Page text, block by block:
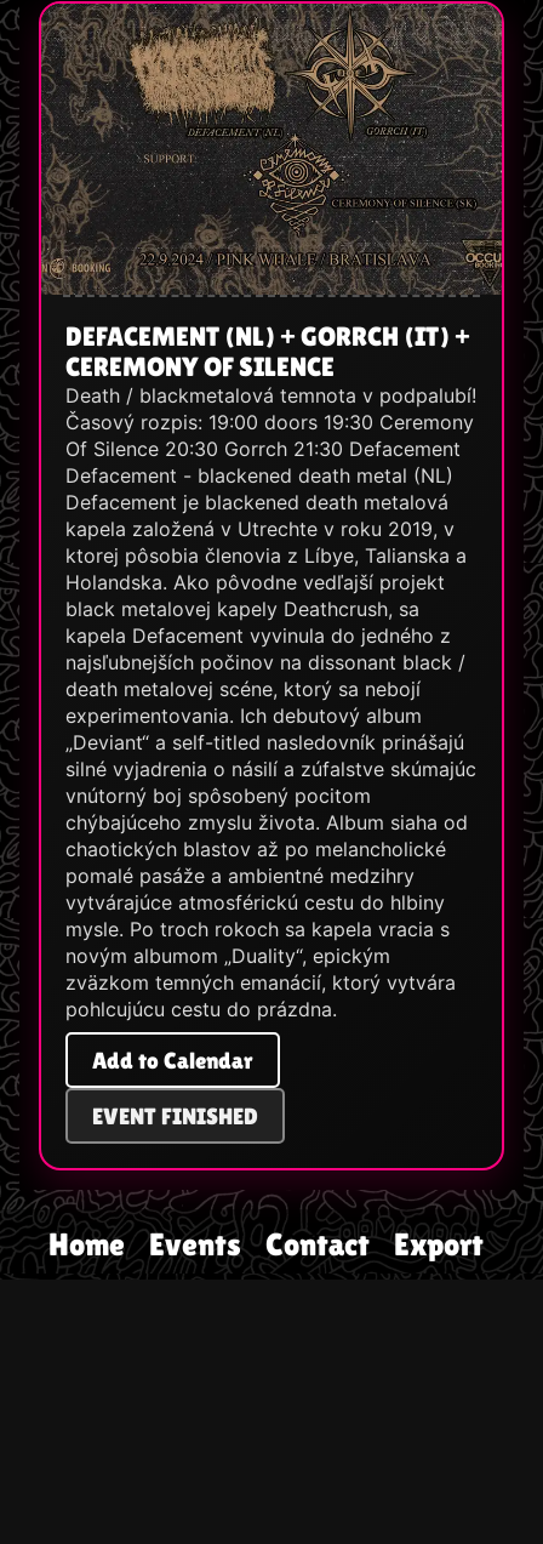
DEFACEMENT (NL) + GORRCH (IT) +
CEREMONY OF SILENCE
Death / blackmetalová temnota v podpalubí!
Časový rozpis: 19:00 doors 19:30 Ceremony
Of Silence 20:30 Gorrch 21:30 Defacement
Defacement - blackened death metal (NL)
Defacement je blackened death metalová
kapela založená v Utrechte v roku 2019, v
ktorej pôsobia členovia z Líbye, Talianska a
Holandska. Ako pôvodne vedľajší projekt
black metalovej kapely Deathcrush, sa
kapela Defacement vyvinula do jedného z
najsľubnejších počinov na dissonant black /
death metalovej scéne, ktorý sa nebojí
experimentovania. Ich debutový album
„Deviant“ a self-titled nasledovník prinášajú
silné vyjadrenia o násilí a zúfalstve skúmajúc
vnútorný boj spôsobený pocitom
chýbajúceho zmyslu života. Album siaha od
chaotických blastov až po melancholické
pomalé pasáže a ambientné medzihry
vytvárajúce atmosférickú cestu do hlbiny
mysle. Po troch rokoch sa kapela vracia s
novým albumom „Duality“, epickým
zväzkom temných emanácií, ktorý vytvára
pohlcujúcu cestu do prázdna.
Add to Calendar
EVENT FINISHED
Home Events Contact Export